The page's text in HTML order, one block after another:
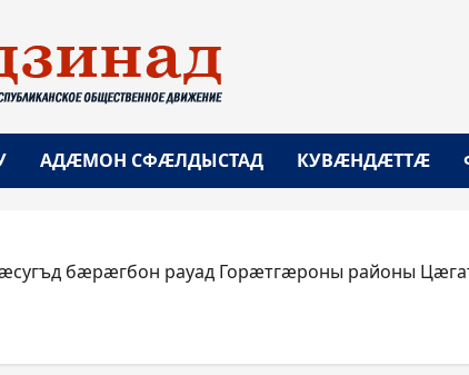
АДÆМОН СФÆЛДЫСТАД КУВÆНДÆТТÆ
бæрæгбон рауад Горæтгæроны районы